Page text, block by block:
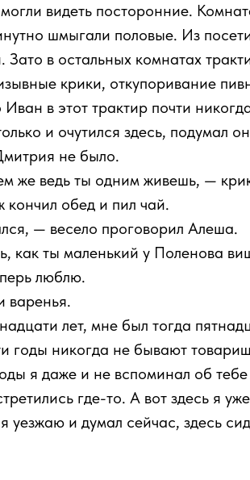
видеть посторонние.
шмыгали половые. Из
в остальных комнатах
крики, откупоривание
в этот трактир почти
и очутился здесь, подумал
не было.
же ведь ты одним живешь, —
обед и пил чай.
— весело проговорил Алеша.
как ты маленький у Поленова
люблю.
варенья.
лет, мне был тогда
годы никогда не бывают
я даже и не вспоминал об
где-то. А вот здесь я
уезжаю и думал сейчас, здесь